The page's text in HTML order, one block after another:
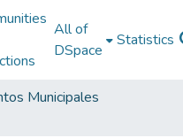
All of
DSpace
Statistics
Municipales